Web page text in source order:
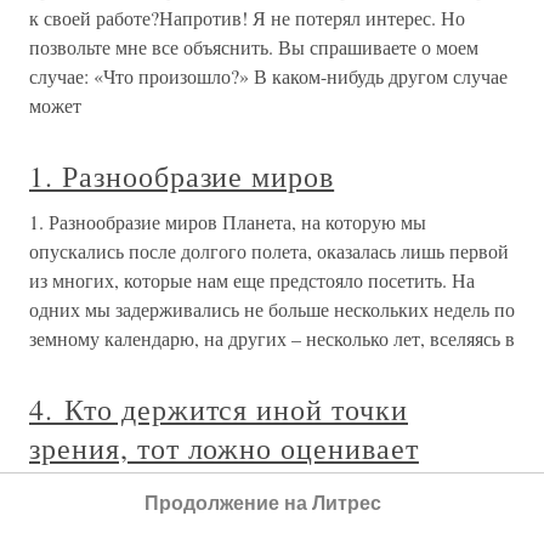
к своей работе?Напротив! Я не потерял интерес. Но
позвольте мне все объяснить. Вы спрашиваете о моем
случае: «Что произошло?» В каком-нибудь другом случае
может
1. Разнообразие миров
1. Разнообразие миров Планета, на которую мы
опускались после долгого полета, оказалась лишь первой
из многих, которые нам еще предстояло посетить. На
одних мы задерживались не больше нескольких недель по
земному календарю, на других – несколько лет, вселяясь в
4. Кто держится иной точки
зрения, тот ложно оценивает
другие вопросыПродолжение на Литрес